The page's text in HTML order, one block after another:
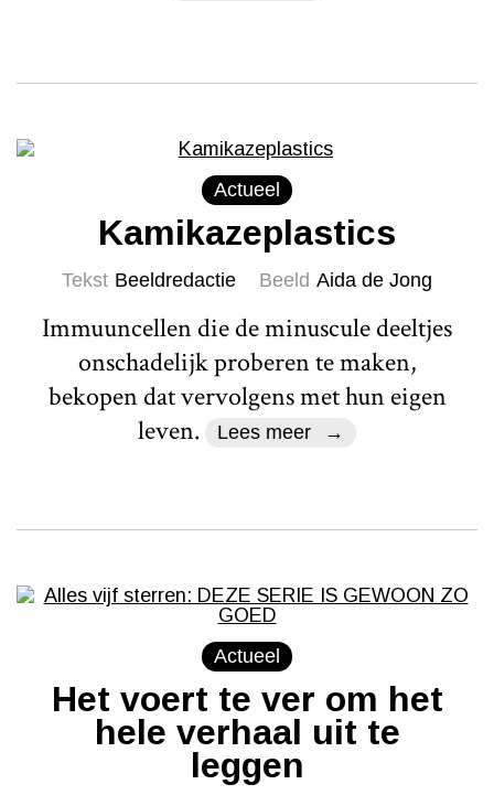
Actueel
Kamikazeplastics
Tekst Beeldredactie Beeld Aida de Jong
Immuuncellen die de minuscule deeltjes
onschadelijk proberen te maken,
bekopen dat vervolgens met hun eigen
leven.
Lees meer
Actueel
Het voert te ver om het
hele verhaal uit te
leggen